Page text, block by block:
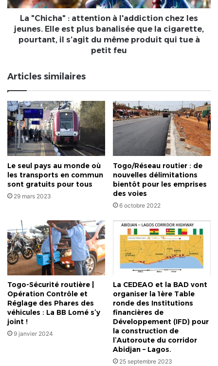
Ouattara
(RHDP)
jeunes.
cigarette,
pourtant,
s’agit
du
même
produit
qui
à
La "Chicha" : attention à l'addiction chez les
jeunes. Elle est plus banalisée que la cigarette,
pourtant, il s’agit du même produit qui tue à
petit feu
Articles similaires
Le seul pays au monde où
les transports en commun
sont gratuits pour tous
29 mars 2023
Togo/Réseau routier : de
nouvelles délimitations
bientôt pour les emprises
des voies
6 octobre 2022
Togo-Sécurité routière |
Opération Contrôle et
Réglage des Phares des
véhicules : La BB Lomé s’y
joint !
9 janvier 2024
La CEDEAO et la BAD vont
organiser la 1ère Table
ronde des Institutions
financières de
Développement (IFD) pour
la construction de
l’Autoroute du corridor
Abidjan – Lagos.
25 septembre 2023